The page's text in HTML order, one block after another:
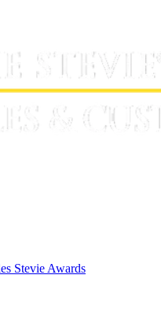
Stevie Awards